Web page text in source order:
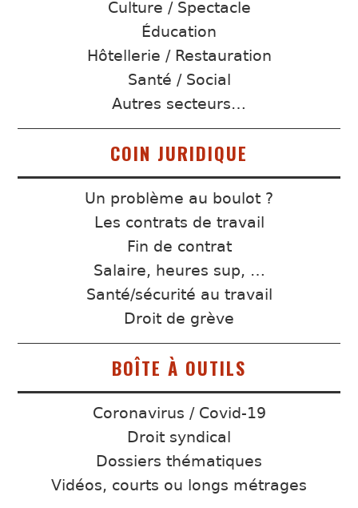
Culture / Spectacle
Éducation
Hôtellerie / Restauration
Santé / Social
Autres secteurs…
COIN JURIDIQUE
Un problème au boulot ?
Les contrats de travail
Fin de contrat
Salaire, heures sup, …
Santé/sécurité au travail
Droit de grève
BOÎTE À OUTILS
Coronavirus / Covid-19
Droit syndical
Dossiers thématiques
Vidéos, courts ou longs métrages